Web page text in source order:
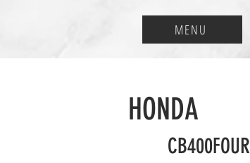
MENU
HONDA
CB400FOUR